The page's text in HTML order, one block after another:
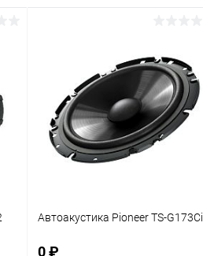
Автоакустика Pioneer TS-G173Ci
0 ₽